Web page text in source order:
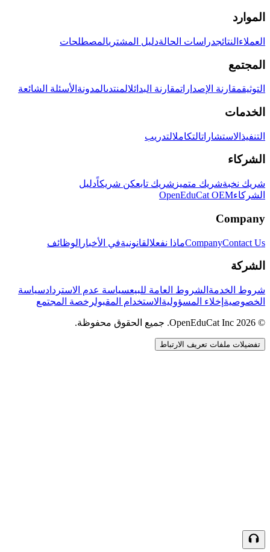
الموارد
العملاء النتائجدراسات الحالةدليل المشتريالمصطلحات
المجتمع
التوثيقمقارنة الإصداراتمقارنة البدائلالمنتدىالمدونة الأسئلة الشائعة
الخدمات
التنفيذ الاستشاراتالتكاملالتدريب
الشركاء
شريك نخبةشريك متميز شريك تابعكن شريكاًدليل
الشركاءOpenEduCat OEM
Company
CompanyContact Us ماذا نفعلالقانونيةفي الأخبار الوظائف
الشركة
شروط الخدمة الشروط العامة للبيعسياسة عدم الاستردادسياسة
الخصوصية إخلاء المسؤولية الاستخدام المقبولرخصة المجتمع
© 2026 OpenEduCat Inc. جميع الحقوق محفوظة.
تفضيلات ملفات تعريف الارتباط